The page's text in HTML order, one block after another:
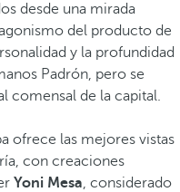
desde una mirada
del producto de
y la profundidad
Padrón, pero se
comensal de la capital.
ofrece las mejores vistas
con creaciones
Yoni Mesa, considerado